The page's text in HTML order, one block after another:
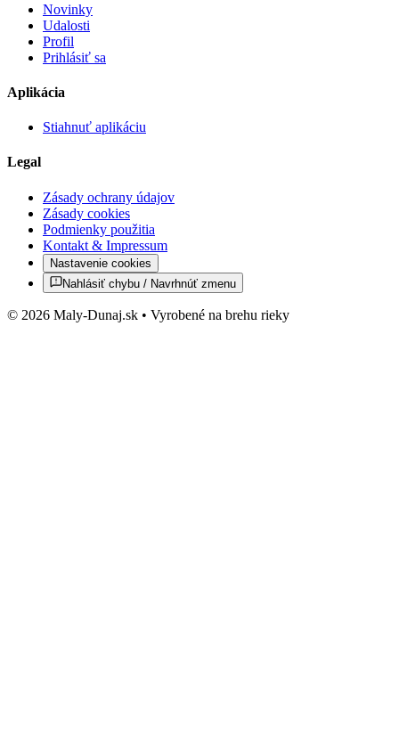
Novinky
Udalosti
Profil
Prihlásiť sa
Aplikácia
Stiahnuť aplikáciu
Legal
Zásady ochrany údajov
Zásady cookies
Podmienky použitia
Kontakt & Impressum
Nastavenie cookies
Nahlásiť chybu / Navrhnúť zmenu
© 2026 Maly-Dunaj.sk • Vyrobené na brehu rieky